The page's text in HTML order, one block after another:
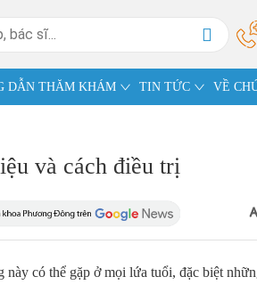
DẪN THĂM KHÁM TIN TỨC VỀ
và cách điều trị
có thể gặp ở mọi lứa tuổi, đặc biệt